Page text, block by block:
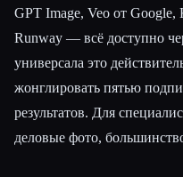
GPT Image, Veo от Google,
Runway — всё доступно
универсала это
жонглировать пятью
результатов. Для
деловые фото,